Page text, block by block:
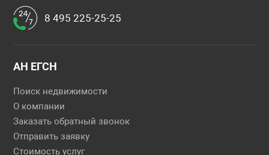
8 495 225-25-25
АН ЕГСН
Поиск недвижимости
О компании
Заказать обратный звонок
Отправить заявку
Стоимость услуг